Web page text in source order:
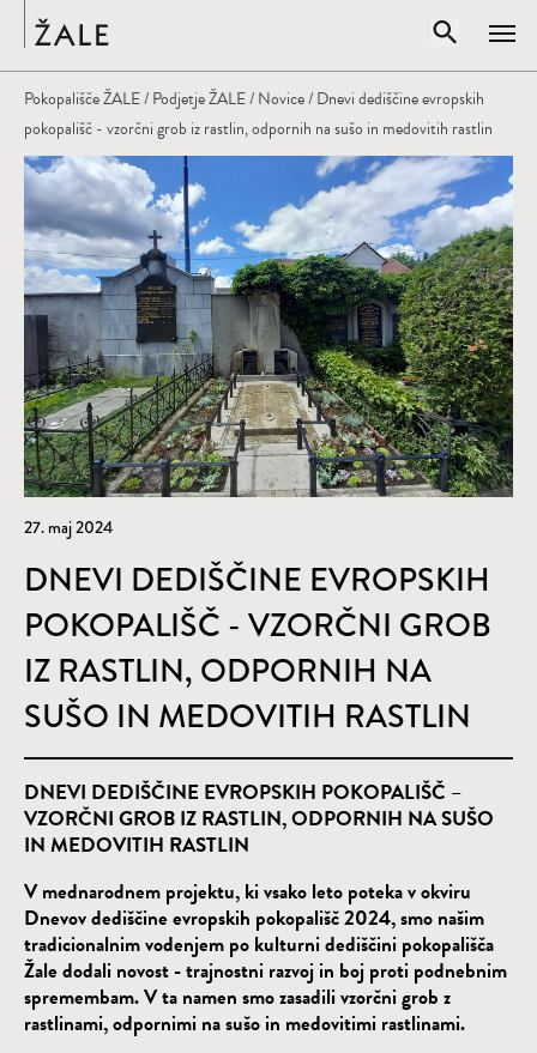
Odpri
Vpišite iskalni niz
IŠČI
Pokopališče ŽALE/Podjetje ŽALE/Novice/ Dnevi dediščine evropskih
pokopališč - vzorčni grob iz rastlin, odpornih na sušo in medovitih rastlin
27. maj 2024
DNEVI DEDIŠČINE EVROPSKIH
POKOPALIŠČ - VZORČNI GROB
IZ RASTLIN, ODPORNIH NA
SUŠO IN MEDOVITIH RASTLIN
DNEVI DEDIŠČINE EVROPSKIH POKOPALIŠČ –
VZORČNI GROB IZ RASTLIN, ODPORNIH NA SUŠO
IN MEDOVITIH RASTLIN
V mednarodnem projektu, ki vsako leto poteka v okviru
Dnevov dediščine evropskih pokopališč 2024, smo našim
tradicionalnim vodenjem po kulturni dediščini pokopališča
Žale dodali novost - trajnostni razvoj in boj proti podnebnim
spremembam. V ta namen smo zasadili vzorčni grob z
rastlinami, odpornimi na sušo in medovitimi rastlinami.